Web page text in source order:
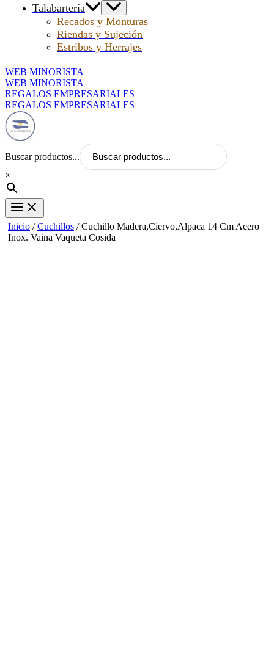
Talabartería
Recados y Monturas
Riendas y Sujeción
Estribos y Herrajes
WEB MINORISTA
WEB MINORISTA
REGALOS EMPRESARIALES
REGALOS EMPRESARIALES
Buscar productos...
×
Inicio /Cuchillos / Cuchillo Madera,Ciervo,Alpaca 14 Cm Acero
Inox. Vaina Vaqueta Cosida